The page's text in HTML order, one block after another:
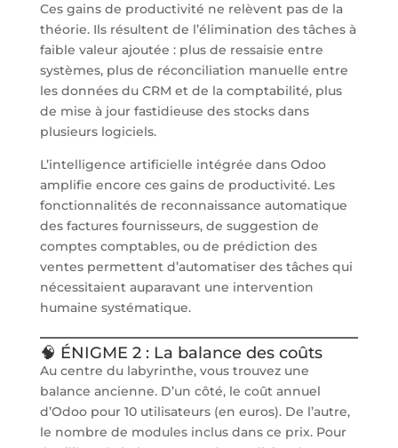
Ces gains de productivité ne relèvent pas de la
théorie. Ils résultent de l’élimination des tâches à
faible valeur ajoutée : plus de ressaisie entre
systèmes, plus de réconciliation manuelle entre
les données du CRM et de la comptabilité, plus
de mise à jour fastidieuse des stocks dans
plusieurs logiciels.
L’intelligence artificielle intégrée dans Odoo
amplifie encore ces gains de productivité. Les
fonctionnalités de reconnaissance automatique
des factures fournisseurs, de suggestion de
comptes comptables, ou de prédiction des
ventes permettent d’automatiser des tâches qui
nécessitaient auparavant une intervention
humaine systématique.
🧠 ÉNIGME 2 : La balance des coûts
Au centre du labyrinthe, vous trouvez une
balance ancienne. D’un côté, le coût annuel
d’Odoo pour 10 utilisateurs (en euros). De l’autre,
le nombre de modules inclus dans ce prix. Pour